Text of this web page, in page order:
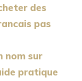
des
pas
nom sur
pratique